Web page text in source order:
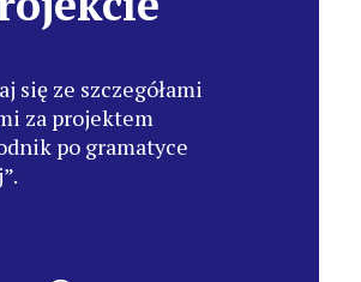
się ze szczegółami
za projektem
po gramatyce